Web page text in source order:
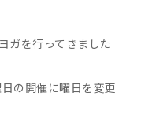
ガを行ってきました
の開催に曜日を変更